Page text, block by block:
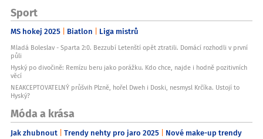
Sport
MS hokej 2025 Biatlon Liga mistrů
Mladá Boleslav - Sparta 2:0. Bezzubí Letenští opět ztratili. Domácí rozhodli v první
půli
Hyský po divočině: Remízu beru jako porážku. Kdo chce, najde i hodně pozitivních
věcí
NEAKCEPTOVATELNÝ průšvih Plzně, hořel Dweh i Doski, nesmysl Krčíka. Ustojí to
Hyský?
Móda a krása
Jak zhubnout Trendy nehty pro jaro 2025 Nové make-up trendy